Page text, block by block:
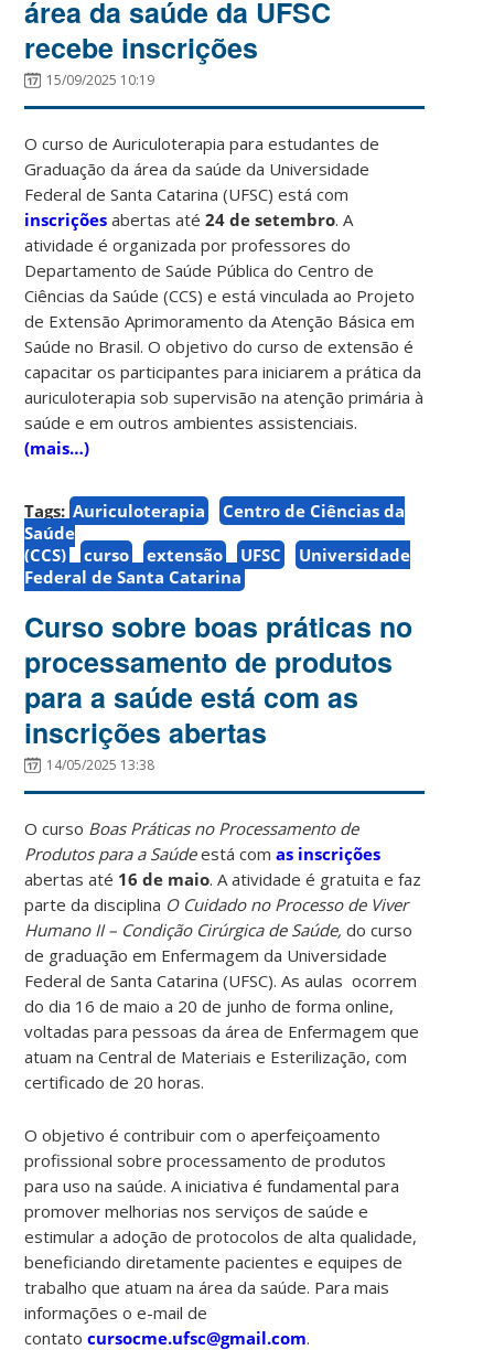
área da saúde da UFSC
recebe inscrições
15/09/2025 10:19
O curso de Auriculoterapia para estudantes de
Graduação da área da saúde da Universidade
Federal de Santa Catarina (UFSC) está com
inscrições abertas até24 de setembro. A
atividade é organizada por professores do
Departamento de Saúde Pública do Centro de
Ciências da Saúde (CCS) e está vinculada ao Projeto
de Extensão Aprimoramento da Atenção Básica em
Saúde no Brasil. O objetivo do curso de extensão é
capacitar os participantes para iniciarem a prática da
auriculoterapia sob supervisão na atenção primária à
saúde e em outros ambientes assistenciais.
(mais…)
Tags: Auriculoterapia
Centro de Ciências da
Saúde
(CCS)
curso extensão UFSC
Universidade
Federal de Santa Catarina
Curso sobre boas práticas no
processamento de produtos
para a saúde está com as
inscrições abertas
14/05/2025 13:38
O curso Boas Práticas no Processamento de
Produtos para a Saúdeestá comas inscrições
abertas até 16 de maio. A atividade é gratuita e faz
parte da disciplina O Cuidado no Processo de Viver
Humano II – Condição Cirúrgica de Saúde, do curso
de graduação em Enfermagem da Universidade
Federal de Santa Catarina (UFSC). As aulas ocorrem
do dia 16 de maio a 20 de junho de forma online,
voltadas para pessoas da área de Enfermagem que
atuam na Central de Materiais e Esterilização, com
certificado de 20 horas.
O objetivo é contribuir com o aperfeiçoamento
profissional sobre processamento de produtos
para uso na saúde. A iniciativa é fundamental para
promover melhorias nos serviços de saúde e
estimular a adoção de protocolos de alta qualidade,
beneficiando diretamente pacientes e equipes de
trabalho que atuam na área da saúde. Para mais
informações o e-mail de
contatocursocme.ufsc@gmail.com.